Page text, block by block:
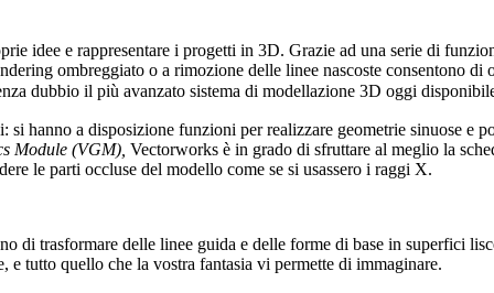
idee e rappresentare i progetti in 3D. Grazie ad una serie di
ombreggiato o a rimozione delle linee nascoste consentono
dubbio il più avanzato sistema di modellazione 3D oggi
hanno a disposizione funzioni per realizzare geometrie sinuose e
Module (VGM), Vectorworks è in grado di sfruttare al meglio la
le parti occluse del modello come se si usassero i raggi X.
di trasformare delle linee guida e delle forme di base in superfici
e tutto quello che la vostra fantasia vi permette di immaginare.